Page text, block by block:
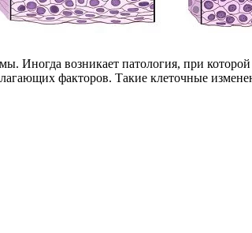
Иногда возникает патология, при
факторов. Такие клеточные